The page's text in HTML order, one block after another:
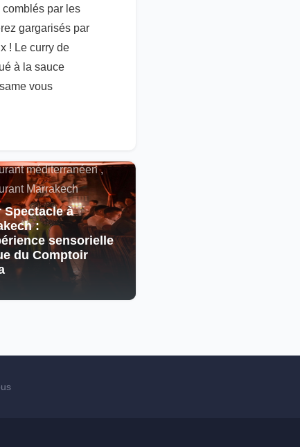
par les
gargarisés par
! Le curry de
à la sauce
vous
méditerranéen ,
Marrakech
Spectacle à
:
sensorielle
du Comptoir